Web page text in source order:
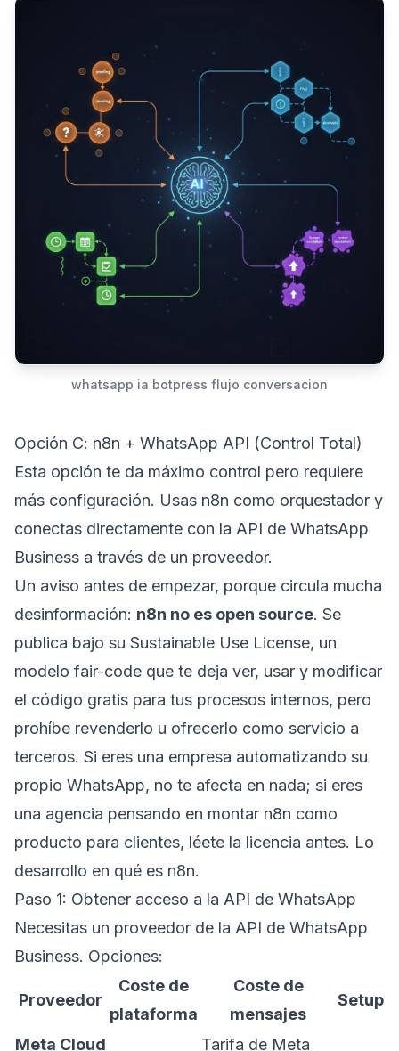
whatsapp ia botpress flujo conversacion
Opción C: n8n + WhatsApp API (Control Total)
Esta opción te da máximo control pero requiere
más configuración. Usas n8n como orquestador y
conectas directamente con la API de WhatsApp
Business a través de un proveedor.
Un aviso antes de empezar, porque circula mucha
desinformación: n8n no es open source. Se
publica bajo su Sustainable Use License, un
modelo fair-code que te deja ver, usar y modificar
el código gratis para tus procesos internos, pero
prohíbe revenderlo u ofrecerlo como servicio a
terceros. Si eres una empresa automatizando su
propio WhatsApp, no te afecta en nada; si eres
una agencia pensando en montar n8n como
producto para clientes, léete la licencia antes. Lo
desarrollo en qué es n8n.
Paso 1: Obtener acceso a la API de WhatsApp
Necesitas un proveedor de la API de WhatsApp
Business. Opciones:
Proveedor
Coste de
plataforma
Coste de
mensajes
Setup
Meta Cloud
Tarifa de Meta